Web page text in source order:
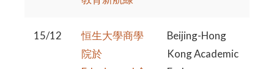
15/12
恒生大學商學
院於
Beijing-Hong
Kong Academic